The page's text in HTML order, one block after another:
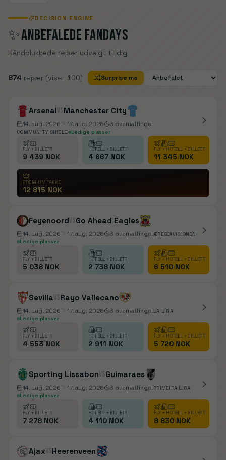
DECISION ENGINE
✨ANBEFALEDE FANDAYS
Håndplukkede rejser udvalgt til dig
874 rejser (viser 100) Surprise me
ArsenalvsManchester City
14. aug. 2026 – 17. aug. 2026 3 overnattinger
COMMUNITY SHIELD Ledige plasser
FLY + BILLETT
9 439 NOK
HOTELL + BILLETT
4 667 NOK
FLY + HOTELL + BILLETT
11 345 NOK
PREMIUMPAKKE
12 815 NOK
FeyenoordvsGo Ahead Eagles
14. aug. 2026 – 17. aug. 2026 3 overnattingerÆRESDIVISIONEN
Ledige plasser
FLY + BILLETT
5 038 NOK
HOTELL + BILLETT
2 738 NOK
FLY + HOTELL + BILLETT
6 510 NOK
SevillavsRayo Vallecano
14. aug. 2026 – 17. aug. 2026 3 overnattingerLA LIGA
Ledige plasser
FLY + BILLETT
4 553 NOK
HOTELL + BILLETT
2 911 NOK
FLY + HOTELL + BILLETT
5 720 NOK
Sporting LissabonvsGuimaraes
14. aug. 2026 – 17. aug. 2026 3 overnattingerPRIMEIRA LIGA
Ledige plasser
FLY + BILLETT
7 278 NOK
HOTELL + BILLETT
4 110 NOK
FLY + HOTELL + BILLETT
8 830 NOK
AjaxvsHeerenveen